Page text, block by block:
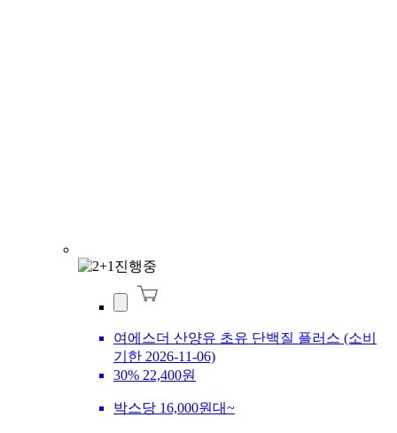
여에스더 산양유 초유 단백질 플러스 (소비
기한 2026-11-06)
30% 22,400원
박스당 16,000원대~